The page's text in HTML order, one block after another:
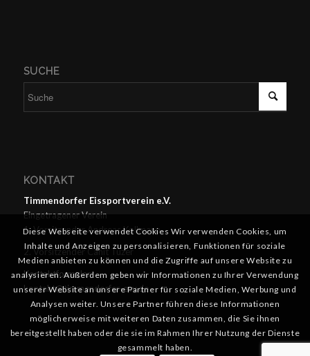
SUCHE
KONTAKT
Timmendorfer Eissportverein e.V.
Eingetragener Verein
1. Vorsitzender Andreas Kollmann
2. Vorsitzender Cahit Tüzer
Kontaktformular
kontakt@timmendorfer-esv.de
Diese Webseite verwendet Cookies Wir verwenden Cookies, um
Inhalte und Anzeigen zu personalisieren, Funktionen für soziale
Medien anbieten zu können und die Zugriffe auf unsere Website zu
analysieren. Außerdem geben wir Informationen zu Ihrer Verwendung
unserer Website an unsere Partner für soziale Medien, Werbung und
Analysen weiter. Unsere Partner führen diese Informationen
möglicherweise mit weiteren Daten zusammen, die Sie ihnen
bereitgestellt haben oder die sie im Rahmen Ihrer Nutzung der Dienste
gesammelt haben.